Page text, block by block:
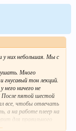
у них небольшая. Мы с
Много
гнусавый тон лекций.
него ничего не
После пятой шестой
все, чтобы отвечать
а на работе плеер на
для правильного